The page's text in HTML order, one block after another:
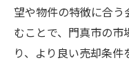
不動産価格
納得の売却へ導
不動産一括
望や物件の特徴に合う
むことで、門真市の
り、より良い売却条件